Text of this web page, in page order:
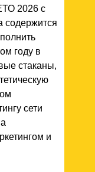
2026 с
содержится
году в
стаканы,
сети
и